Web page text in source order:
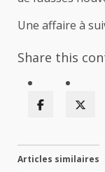
Une affaire à
Share this
Articles similaires